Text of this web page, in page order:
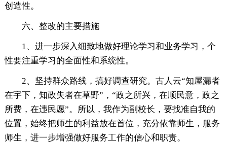
创造性。
六、整改的主要措施
1、进一步深入细致地做好理论学习和业务学习，个
性要注重学习的全面性和系统性。
2、坚持群众路线，搞好调查研究。古人云“知屋漏者
在宇下，知政失者在草野”，“政之所兴，在顺民意，政之
所费，在违民愿”。所以，我作为副校长，要找准自我的
位置，始终把师生的利益放在首位，充分依靠师生，服务
师生，进一步增强做好服务工作的信心和职责。